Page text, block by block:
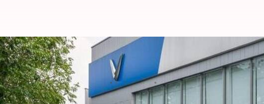
இந்தியாவில் கால் பதிக்கும்
நிறுவனம்
எழுதியவர் Prasanna Venkatesh Sep 28, 2023 06:13 pm